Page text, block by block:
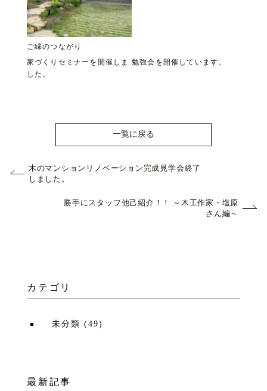
ご縁のつながり
家づくりセミナーを開催しま
した。
勉強会を開催しています。
一覧に戻る
木のマンションリノベーション完成見学会終了
しました。
勝手にスタッフ他己紹介！！ ～木工作家・塩原
さん編～
カテゴリ
未分類 (49)
最新記事